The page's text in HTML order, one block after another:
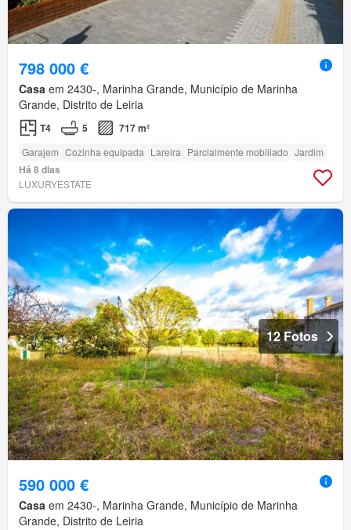
798 000 €
Casa em 2430-, Marinha Grande, Município de Marinha
Grande, Distrito de Leiria
T4 5 717 m²
Garajem Cozinha equipada Lareira Parcialmente mobiliado Jardim
Há 8 dias
LUXURYESTATE
12 Fotos
590 000 €
Casa em 2430-, Marinha Grande, Município de Marinha
Grande, Distrito de Leiria